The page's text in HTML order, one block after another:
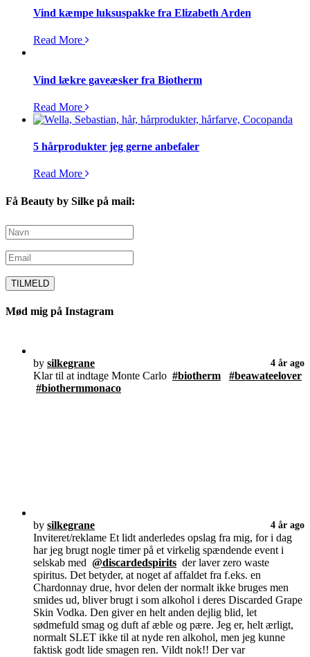
Vind kæmpe luksuspakke fra Elizabeth Arden
Read More
Vind lækre gaveæsker fra Biotherm
Read More
5 hårprodukter jeg gerne anbefaler
Read More
Få Beauty by Silke på mail:
Mød mig på Instagram
by silkegrane 4 år ago
Klar til at indtage Monte Carlo #biotherm
#beawateelover
#biothermmonaco
by silkegrane 4 år ago
Inviteret/reklame Et lidt anderledes opslag fra mig, for i dag
har jeg brugt nogle timer på et virkelig spændende event i
selskab med @discardedspirits der laver zero waste
spiritus. Det betyder, at noget af affaldet fra f.eks. en
Chardonnay drue, hvor delen der normalt ikke bruges men
smides ud, bliver brugt i som alkohol i deres Discarded Grape
Skin Vodka. Den giver en helt anden dejlig blid, let
sødmefuld smag og duft af æble og pære. Jeg er, helt ærligt,
normalt SLET ikke til at nyde ren alkohol, men jeg kunne
faktisk godt lide smagen ren. Vildt nok!! Der var